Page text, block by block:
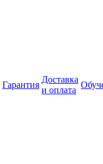
Гарантия
Доставка
и оплата